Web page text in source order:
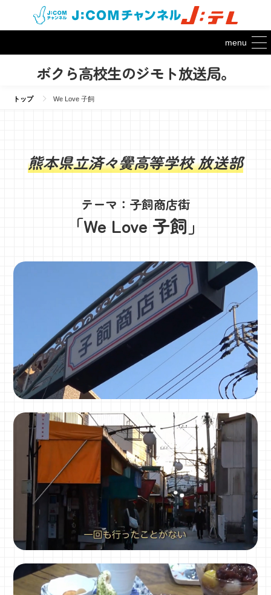
menu
ボクら高校生のジモト放送局。
トップ We Love 子飼
熊本県立済々黌高等学校 放送部
テーマ：子飼商店街
「We Love 子飼」